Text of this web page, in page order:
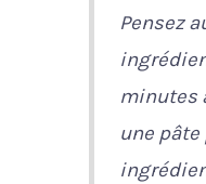
Pensez
minutes
une pâte